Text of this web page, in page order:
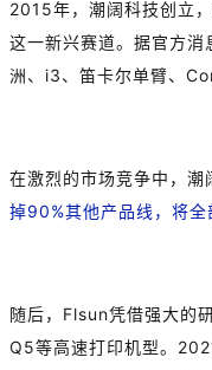
2015年，潮阔科技创立
这一新兴赛道。据官方消
洲、i3、笛卡尔单臂、
在激烈的市场竞争中，潮
掉90%其他产品线，将
随后，Flsun凭借强大的
Q5等高速打印机型。